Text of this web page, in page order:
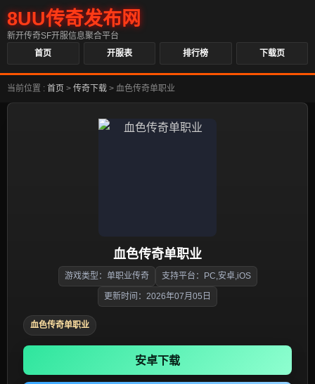
8UU传奇发布网
新开传奇SF开服信息聚合平台
首页
开服表 排行榜 下载页
当前位置 : 首页 > 传奇下载 > 血色传奇单职业
血色传奇单职业
游戏类型：单职业传奇 支持平台：PC,安卓,iOS
更新时间：2026年07月05日
血色传奇单职业
安卓下载